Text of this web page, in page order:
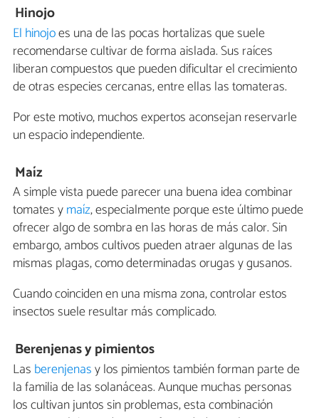
Hinojo
El hinojoes una de las pocas hortalizas que suele
recomendarse cultivar de forma aislada. Sus raíces
liberan compuestos que pueden dificultar el crecimiento
de otras especies cercanas, entre ellas las tomateras.
Por este motivo, muchos expertos aconsejan reservarle
un espacio independiente.
Maíz
A simple vista puede parecer una buena idea combinar
tomates ymaíz, especialmente porque este último puede
ofrecer algo de sombra en las horas de más calor. Sin
embargo, ambos cultivos pueden atraer algunas de las
mismas plagas, como determinadas orugas y gusanos.
Cuando coinciden en una misma zona, controlar estos
insectos suele resultar más complicado.
Berenjenas y pimientos
Las berenjenasy los pimientos también forman parte de
la familia de las solanáceas. Aunque muchas personas
los cultivan juntos sin problemas, esta combinación